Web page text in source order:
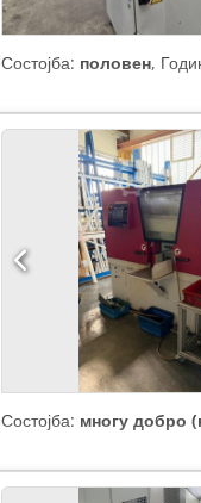
Состојба: половен,
Состојба: многу добро